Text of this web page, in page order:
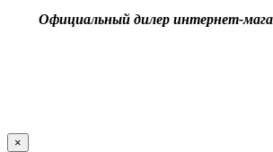
Официальный дилер интернет-
×